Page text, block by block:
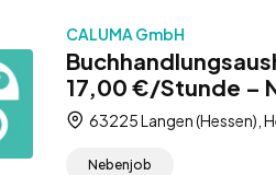
CALUMA GmbH
17,00 €/Stunde –
63225 Langen (Hessen),
Nebenjob